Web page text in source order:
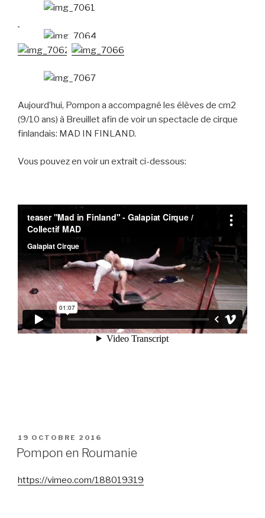
Aujourd’hui, Pompon a accompagné les élèves de cm2
(9/10 ans) à Breuillet afin de voir un spectacle de cirque
finlandais: MAD IN FINLAND.
Vous pouvez en voir un extrait ci-dessous:
PUBLIÉ
LE
19 OCTOBRE 2016
Pompon en Roumanie
https://vimeo.com/188019319